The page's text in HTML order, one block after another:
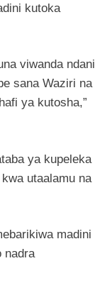
kutoka
viwanda ndani
sana Waziri na
ya kutosha,”
ya kupeleka
utaalamu na
madini
nadra